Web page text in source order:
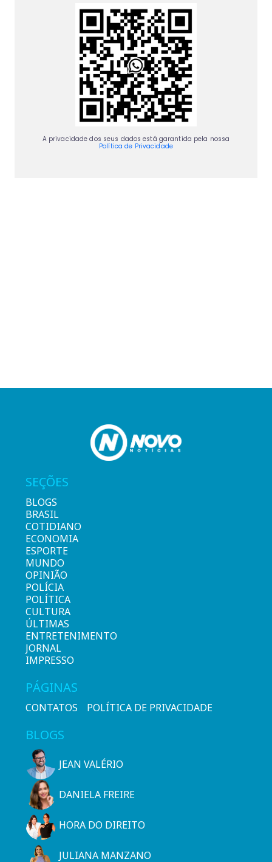
A privacidade dos seus dados está garantida pela nossa
Política de Privacidade
SEÇÕES
BLOGS
BRASIL
COTIDIANO
ECONOMIA
ESPORTE
MUNDO
OPINIÃO
POLÍCIA
POLÍTICA
CULTURA
ÚLTIMAS
ENTRETENIMENTO
JORNAL
IMPRESSO
PÁGINAS
CONTATOS POLÍTICA DE PRIVACIDADE
BLOGS
JEAN VALÉRIO
DANIELA FREIRE
HORA DO DIREITO
JULIANA MANZANO